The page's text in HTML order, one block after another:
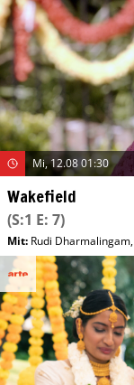
Mi, 12.08 01:30
Wakefield
(S:1 E: 7)
Mit: Rudi Dharmalingam,